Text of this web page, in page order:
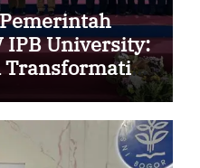
IPB University:
Transformatif